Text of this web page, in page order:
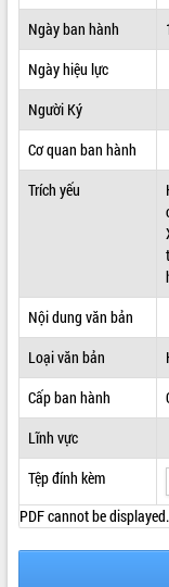
SỞ, BAN, NGÀNH
THÔNG TIN CHỈ ĐẠO ĐIỀU
HỆ THỐNG VĂN BẢN
VĂN BẢN HĐND TỈNH
Ngày ban hành
Ngày hiệu lực
Người Ký
Cơ quan ban hành
Trích yếu
Nội dung văn bản
Loại văn bản
Cấp ban hành
Lĩnh vực
Tệp đính kèm
PDF cannot be displayed.